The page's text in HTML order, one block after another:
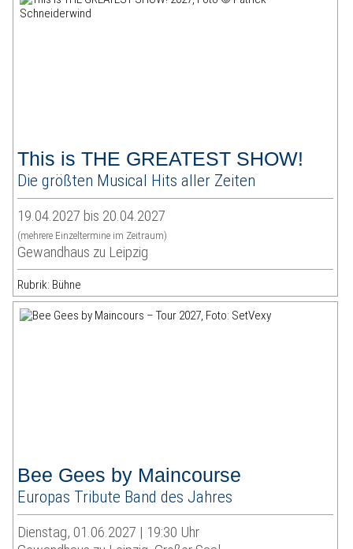
This is THE GREATEST SHOW!
Die größten Musical Hits aller Zeiten
19.04.2027 bis 20.04.2027
(mehrere Einzeltermine im Zeitraum)
Gewandhaus zu Leipzig
Rubrik: Bühne
Bee Gees by Maincourse
Europas Tribute Band des Jahres
Dienstag, 01.06.2027 | 19:30 Uhr